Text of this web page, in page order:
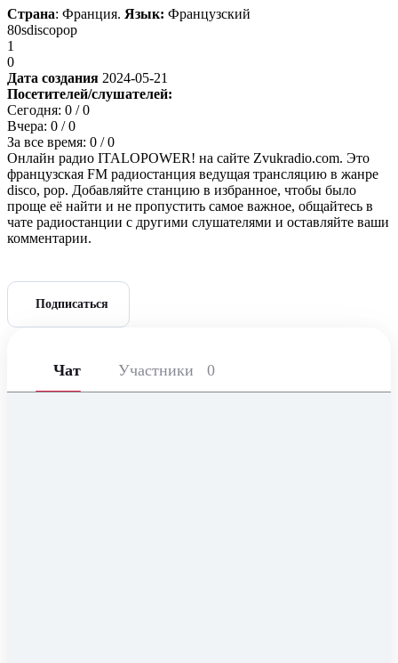
Страна: Франция. Язык: Французский
80sdiscopop
1
0
Дата создания 2024-05-21
Посетителей/слушателей:
Сегодня: 0 / 0
Вчера: 0 / 0
За все время: 0 / 0
Онлайн радио ITALOPOWER! на сайте Zvukradio.com. Это
французская FM радиостанция ведущая трансляцию в жанре
disco, pop. Добавляйте станцию в избранное, чтобы было
проще её найти и не пропустить самое важное, общайтесь в
чате радиостанции с другими слушателями и оставляйте ваши
комментарии.
Подписаться
Чат Участники 0